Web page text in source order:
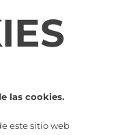
las cookies.
este sitio web